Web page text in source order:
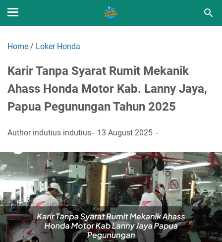
Home / Loker Honda
Karir Tanpa Syarat Rumit Mekanik
Ahass Honda Motor Kab. Lanny Jaya,
Papua Pegunungan Tahun 2025
Author indutius indutius 13 August 2025